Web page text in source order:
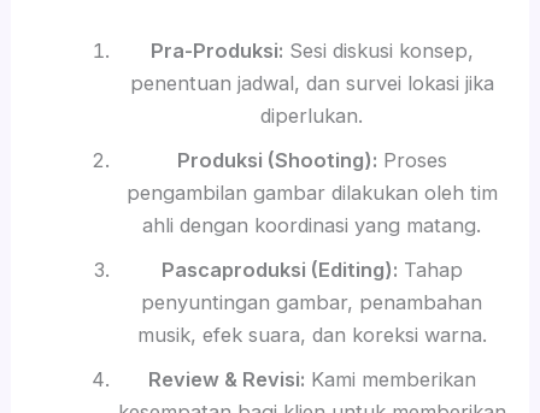
Pra-Produksi: Sesi diskusi konsep,
penentuan jadwal, dan survei lokasi jika
diperlukan.
Produksi (Shooting): Proses
pengambilan gambar dilakukan oleh tim
ahli dengan koordinasi yang matang.
Pascaproduksi (Editing): Tahap
penyuntingan gambar, penambahan
musik, efek suara, dan koreksi warna.
Review & Revisi: Kami memberikan